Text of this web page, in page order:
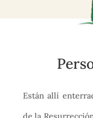
Están allí
de la